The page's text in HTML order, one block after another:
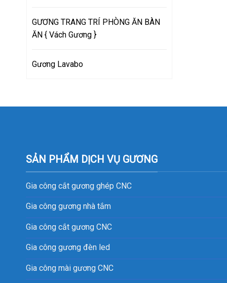
GƯƠNG TRANG TRÍ PHÒNG ĂN BÀN
ĂN { Vách Gương }
Gương Lavabo
SẢN PHẨM DỊCH VỤ GƯƠNG
Gia công cắt gương ghép CNC
Gia công gương nhà tắm
Gia công cắt gương CNC
Gia công gương đèn led
Gia công mài gương CNC